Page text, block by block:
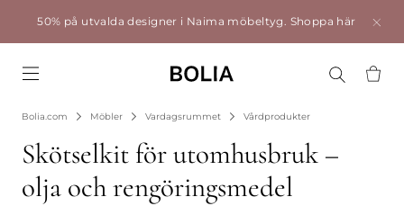
50% på utvalda designer i Naima möbeltyg. Shoppa här
Bolia.com Möbler Vardagsrummet Vårdprodukter
Skötselkit för utomhusbruk –
olja och rengöringsmedel